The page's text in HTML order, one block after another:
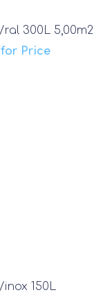
300L 5,00m2
Price
150L